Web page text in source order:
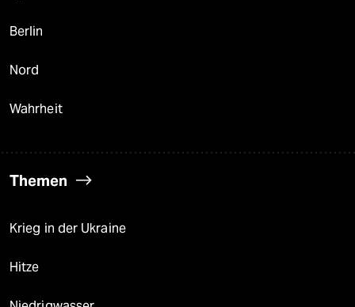
Berlin
Nord
Wahrheit
Themen
Krieg in der Ukraine
Hitze